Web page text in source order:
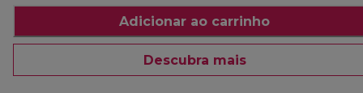
Adicionar ao carrinho
Descubra mais